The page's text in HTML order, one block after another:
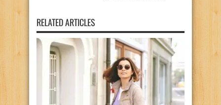
RELATED ARTICLES